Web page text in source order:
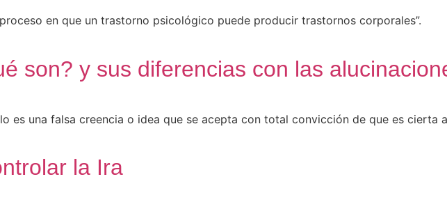
en que un trastorno psicológico puede producir trastornos corporales”.
son? y sus diferencias con las
es una falsa creencia o idea que se acepta con total convicción de que es cierta
la Ira